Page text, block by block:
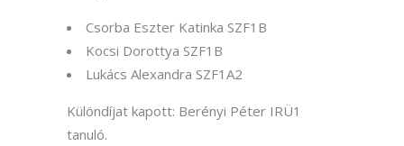
Csorba Eszter Katinka SZF1B
Kocsi Dorottya SZF1B
Lukács Alexandra SZF1A2
Különdíjat kapott: Berényi Péter IRÜ1
tanuló.